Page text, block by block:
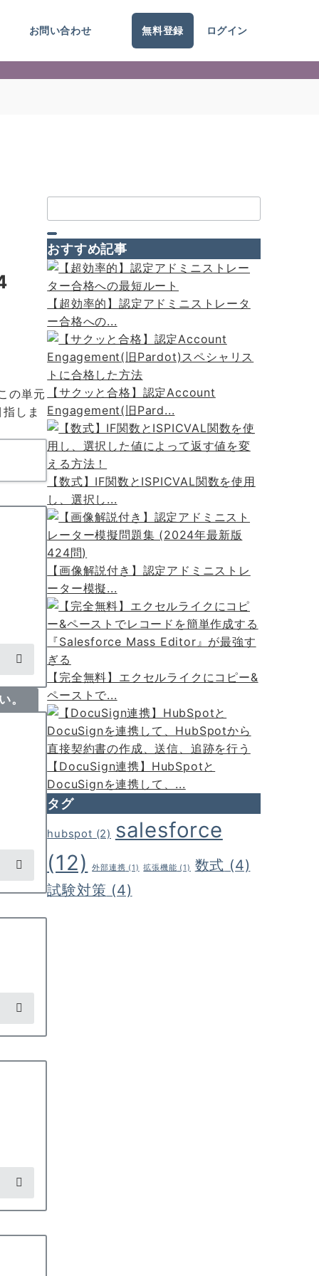
お問い合わせ 無料登録 ログイン
の単元
しま
。
索：
おすすめ記事
【超効率的】認定アドミニストレータ
ー合格への...
【サクッと合格】認定Account
Engagement(旧Pard...
【数式】IF関数とISPICVAL関数を使用
し、選択し...
【画像解説付き】認定アドミニストレ
ーター模擬...
【完全無料】エクセルライクにコピー&
ペーストで...
【DocuSign連携】HubSpotと
DocuSignを連携して、...
タグ
hubspot (2) salesforce
(12)
外部連携 (1) 拡張機能 (1) 数式 (4)
試験対策 (4)